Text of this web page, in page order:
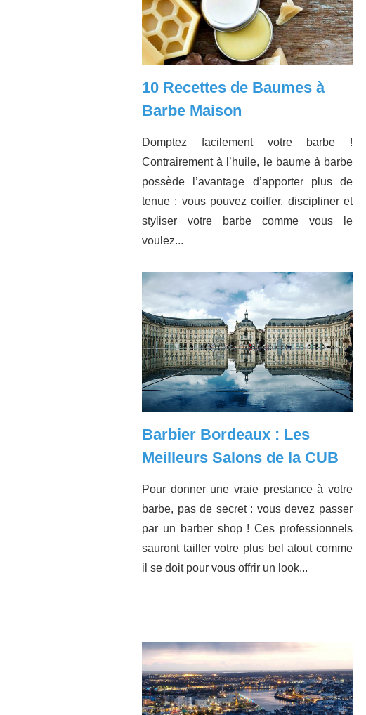
10 Recettes de Baumes à
Barbe Maison
Domptez facilement votre barbe !
Contrairement à l’huile, le baume à barbe
possède l’avantage d’apporter plus de
tenue : vous pouvez coiffer, discipliner et
styliser votre barbe comme vous le
voulez...
Barbier Bordeaux : Les
Meilleurs Salons de la CUB
Pour donner une vraie prestance à votre
barbe, pas de secret : vous devez passer
par un barber shop ! Ces professionnels
sauront tailler votre plus bel atout comme
il se doit pour vous offrir un look...